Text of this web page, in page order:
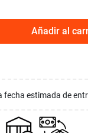
Añadir al
fecha estimada de